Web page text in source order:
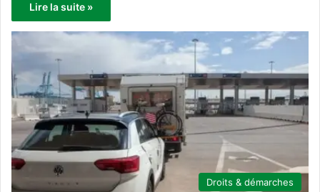
Lire la suite »
Droits & démarches